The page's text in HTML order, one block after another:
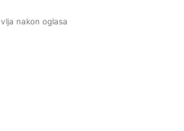
nakon oglasa